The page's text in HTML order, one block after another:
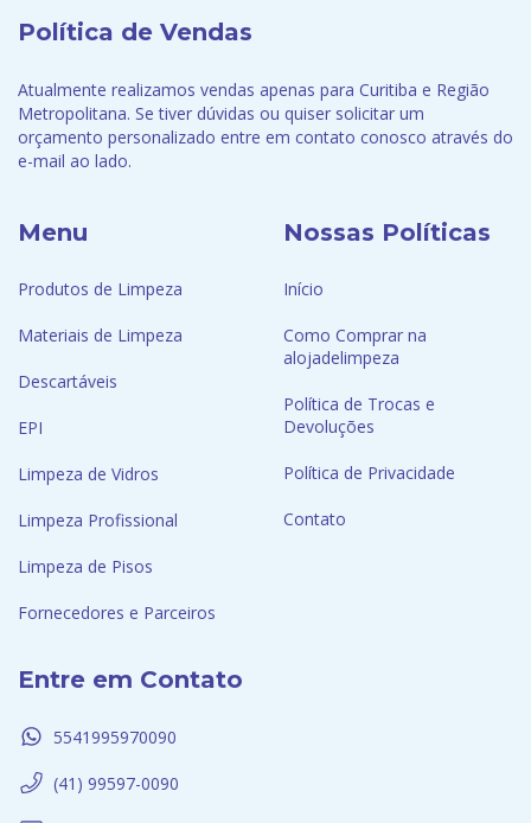
Política de Vendas
Atualmente realizamos vendas apenas para Curitiba e Região
Metropolitana. Se tiver dúvidas ou quiser solicitar um
orçamento personalizado entre em contato conosco através do
e-mail ao lado.
Menu
Produtos de Limpeza
Materiais de Limpeza
Descartáveis
EPI
Limpeza de Vidros
Limpeza Profissional
Limpeza de Pisos
Fornecedores e Parceiros
Nossas Políticas
Início
Como Comprar na
alojadelimpeza
Política de Trocas e
Devoluções
Política de Privacidade
Contato
Entre em Contato
5541995970090
(41) 99597-0090